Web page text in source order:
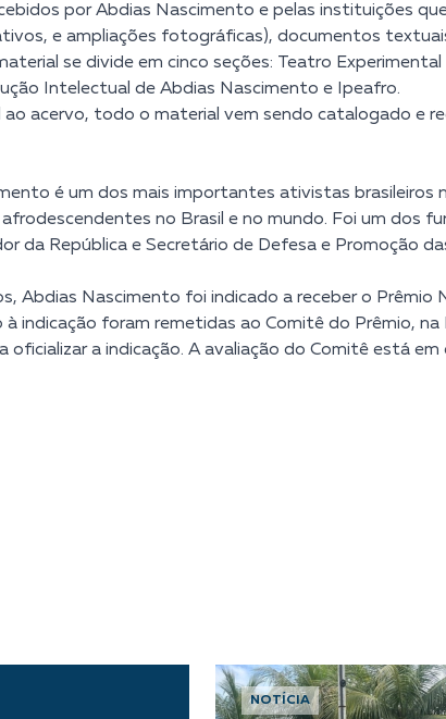
por Abdias Nascimento e pelas instituições
e ampliações fotográficas), documentos
se divide em cinco seções: Teatro
Intelectual de Abdias Nascimento e Ipeafro.
ao acervo, todo o material vem sendo catalogado e
é um dos mais importantes ativistas
no Brasil e no mundo. Foi um dos
da República e Secretário de Defesa e Promoção
Abdias Nascimento foi indicado a receber o Prêmio
indicação foram remetidas ao Comitê do Prêmio,
oficializar a indicação. A avaliação do Comitê está
NOTÍCIA